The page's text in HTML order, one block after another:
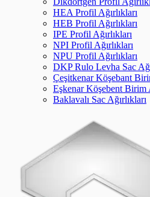
HEA Profil Ağırlıkları
HEB Profil Ağırlıkları
IPE Profil Ağırlıkları
NPI Profil Ağırlıkları
NPU Profil Ağırlıkları
DKP Rulo Levha Sac
Çeşitkenar Köşebant
Eşkenar Köşebent Birim
Baklavalı Sac Ağırlıkları